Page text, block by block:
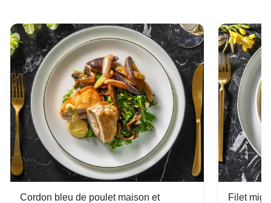
Cordon bleu de poulet maison et
Filet